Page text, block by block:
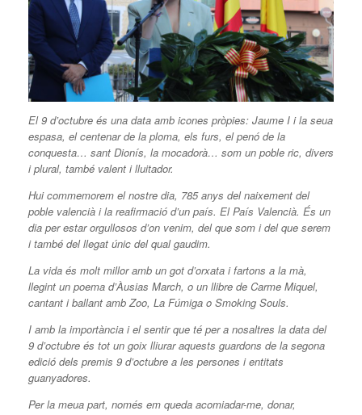
El 9 d’octubre és una data amb icones pròpies: Jaume I i la seua
espasa, el centenar de la ploma, els furs, el penó de la
conquesta… sant Dionís, la mocadorà… som un poble ric, divers
i plural, també valent i lluitador.
Hui commemorem el nostre dia, 785 anys del naixement del
poble valencià i la reafirmació d’un país. El País Valencià. És un
dia per estar orgullosos d’on venim, del que som i del que serem
i també del llegat únic del qual gaudim.
La vida és molt millor amb un got d’orxata i fartons a la mà,
llegint un poema d’Àusias March, o un llibre de Carme Miquel,
cantant i ballant amb Zoo, La Fúmiga o Smoking Souls.
I amb la importància i el sentir que té per a nosaltres la data del
9 d’octubre és tot un goix lliurar aquests guardons de la segona
edició dels premis 9 d’octubre a les persones i entitats
guanyadores.
Per la meua part, només em queda acomiadar-me, donar,